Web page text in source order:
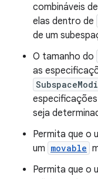
combináveis
elas dentro de
de um
O tamanho do
as
seja
Permita que o
um movable
Permita que o